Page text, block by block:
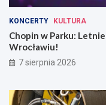
KONCERTY KULTURA
Chopin w Parku:
Wrocławiu!
7 sierpnia 2026